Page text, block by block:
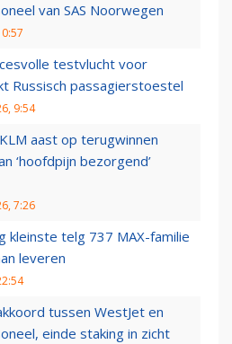
van SAS Noorwegen
testvlucht voor
Russisch passagierstoestel
9:54
aast op terugwinnen
‘hoofdpijn bezorgend’
7:26
kleinste telg 737 MAX-familie
leveren
tussen WestJet en
einde staking in zicht